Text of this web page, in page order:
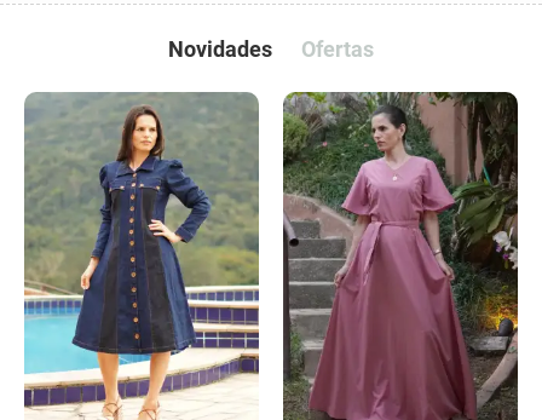
Novidades Ofertas